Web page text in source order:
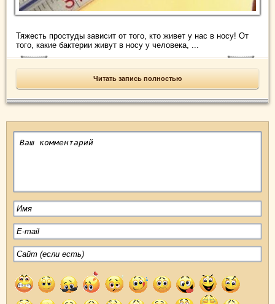
Тяжесть простуды зависит от того, кто живет у нас в носу! От
того, какие бактерии живут в носу у человека, ...
Читать запись полностью